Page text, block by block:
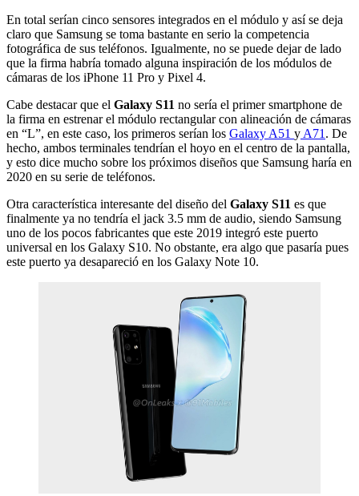
En total serían cinco sensores integrados en el módulo y así se deja
claro que Samsung se toma bastante en serio la competencia
fotográfica de sus teléfonos. Igualmente, no se puede dejar de lado
que la firma habría tomado alguna inspiración de los módulos de
cámaras de los iPhone 11 Pro y Pixel 4.
Cabe destacar que el Galaxy S11 no sería el primer smartphone de
la firma en estrenar el módulo rectangular con alineación de cámaras
en “L”, en este caso, los primeros serían los Galaxy A51 y A71 . De
hecho, ambos terminales tendrían el hoyo en el centro de la pantalla,
y esto dice mucho sobre los próximos diseños que Samsung haría en
2020 en su serie de teléfonos.
Otra característica interesante del diseño del Galaxy S11 es que
finalmente ya no tendría el jack 3.5 mm de audio, siendo Samsung
uno de los pocos fabricantes que este 2019 integró este puerto
universal en los Galaxy S10. No obstante, era algo que pasaría pues
este puerto ya desapareció en los Galaxy Note 10.